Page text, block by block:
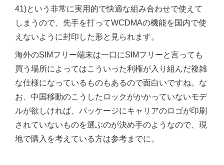
41)という非常に実用的で快適な組み合わせで使えて
しまうので、先手を打ってWCDMAの機能を国内で使
えないように封印した形と見られます。
海外のSIMフリー端末は一口にSIMフリーと言っても
買う場所によってはこういった利権が入り組んだ複雑
な仕様になっているものもあるので面白いですね。な
お、中国移動のこうしたロックがかかっていないモデ
ルが欲しければ、パッケージにキャリアのロゴが印刷
されていないものを選ぶのが決め手のようなので、現
地で購入を考えている方は参考までに。